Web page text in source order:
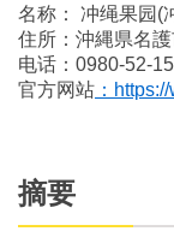
名称： 冲绳果园(
住所：沖縄県名護
电话：0980-52-
官方网站 ：
摘要